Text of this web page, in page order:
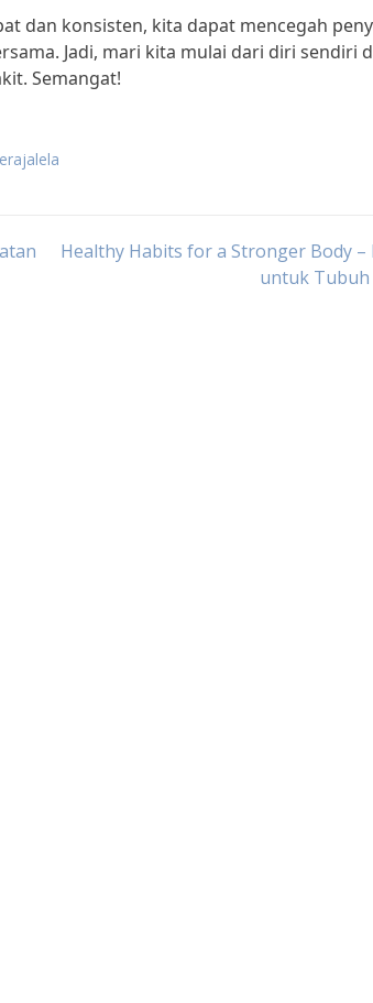
dan konsisten, kita dapat mencegah
Jadi, mari kita mulai dari diri sendiri
Semangat!
Healthy Habits for a Stronger Body –
untuk Tubuh